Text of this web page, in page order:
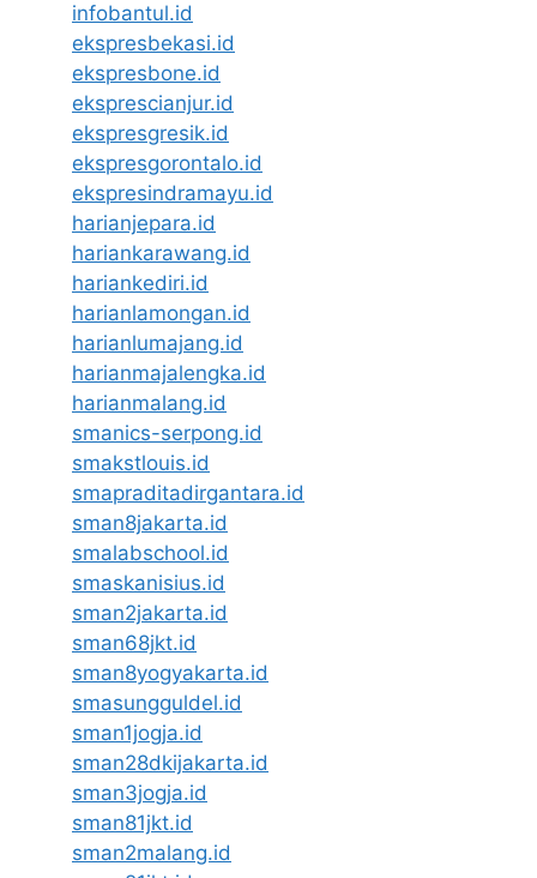
infobantul.id
ekspresbekasi.id
ekspresbone.id
eksprescianjur.id
ekspresgresik.id
ekspresgorontalo.id
ekspresindramayu.id
harianjepara.id
hariankarawang.id
hariankediri.id
harianlamongan.id
harianlumajang.id
harianmajalengka.id
harianmalang.id
smanics-serpong.id
smakstlouis.id
smapraditadirgantara.id
sman8jakarta.id
smalabschool.id
smaskanisius.id
sman2jakarta.id
sman68jkt.id
sman8yogyakarta.id
smasungguldel.id
sman1jogja.id
sman28dkijakarta.id
sman3jogja.id
sman81jkt.id
sman2malang.id